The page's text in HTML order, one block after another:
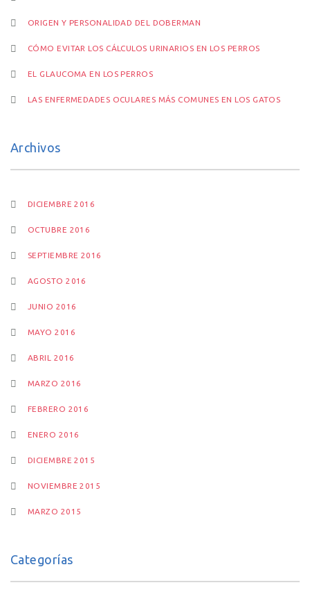
ORIGEN Y PERSONALIDAD DEL DOBERMAN
CÓMO EVITAR LOS CÁLCULOS URINARIOS EN LOS PERROS
EL GLAUCOMA EN LOS PERROS
LAS ENFERMEDADES OCULARES MÁS COMUNES EN LOS GATOS
Archivos
DICIEMBRE 2016
OCTUBRE 2016
SEPTIEMBRE 2016
AGOSTO 2016
JUNIO 2016
MAYO 2016
ABRIL 2016
MARZO 2016
FEBRERO 2016
ENERO 2016
DICIEMBRE 2015
NOVIEMBRE 2015
MARZO 2015
Categorías